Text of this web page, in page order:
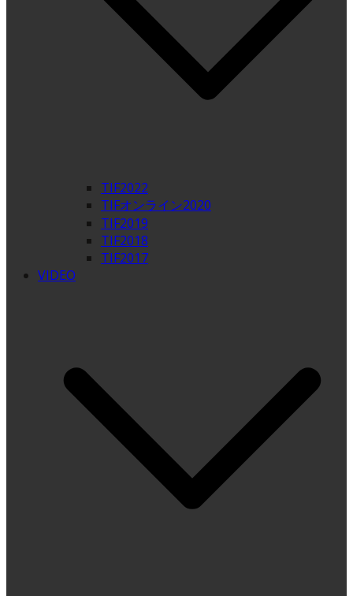
TIF2022
TIFオンライン2020
TIF2019
TIF2018
TIF2017
VIDEO